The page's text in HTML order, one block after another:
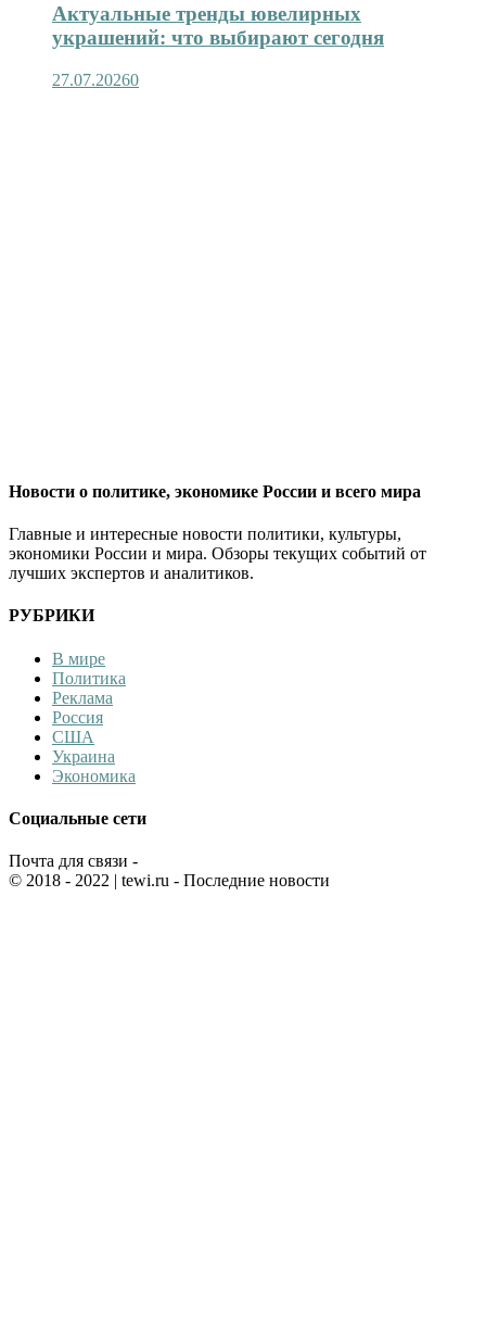
Актуальные тренды ювелирных
украшений: что выбирают сегодня
27.07.20260
Новости о политике, экономике России и всего мира
Главные и интересные новости политики, культуры,
экономики России и мира. Обзоры текущих событий от
лучших экспертов и аналитиков.
РУБРИКИ
В мире
Политика
Реклама
Россия
США
Украина
Экономика
Социальные сети
Почта для связи -
© 2018 - 2022 | tewi.ru - Последние новости